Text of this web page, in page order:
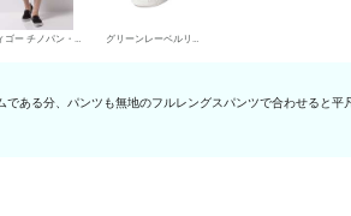
ウィゴー チノパン・綿パン グリーンレーベルリラクシング ローカットスニーカー
る分、パンツも無地のフルレングスパンツで合わせると